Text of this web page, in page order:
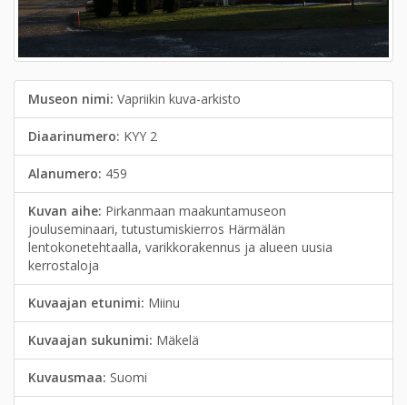
Museon nimi: Vapriikin kuva-arkisto
Diaarinumero: KYY 2
Alanumero: 459
Kuvan aihe: Pirkanmaan maakuntamuseon
jouluseminaari, tutustumiskierros Härmälän
lentokonetehtaalla, varikkorakennus ja alueen uusia
kerrostaloja
Kuvaajan etunimi: Miinu
Kuvaajan sukunimi: Mäkelä
Kuvausmaa: Suomi